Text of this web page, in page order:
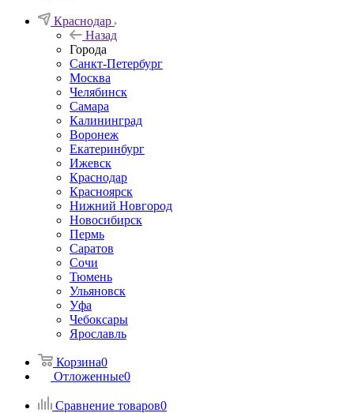
Краснодар
Назад
Города
Санкт-Петербург
Москва
Челябинск
Самара
Калининград
Воронеж
Екатеринбург
Ижевск
Краснодар
Красноярск
Нижний Новгород
Новосибирск
Пермь
Саратов
Сочи
Тюмень
Ульяновск
Уфа
Чебоксары
Ярославль
Корзина0
Отложенные0
Сравнение товаров0